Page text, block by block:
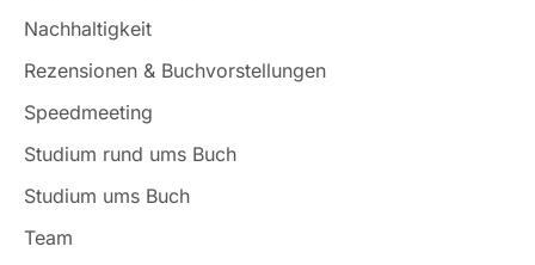
Nachhaltigkeit
Rezensionen & Buchvorstellungen
Speedmeeting
Studium rund ums Buch
Studium ums Buch
Team